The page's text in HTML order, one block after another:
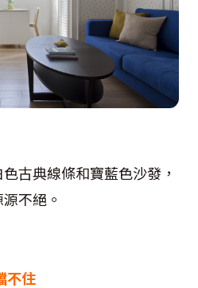
古典線條和寶藍色沙發，
不絕。
不住